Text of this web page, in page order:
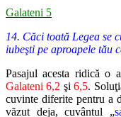
Galateni 5
14. Căci toată Legea se
iubeşti pe aproapele tău
Pasajul acesta ridică o
Galateni 6,2 şi 6,5.
cuvinte diferite pentru a
văzut deja, cuvântul „